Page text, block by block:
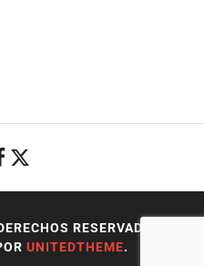
RESERVADOS
UNITEDTHEME.